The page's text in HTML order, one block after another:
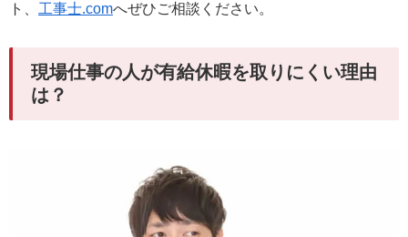
ト、 工事士.comへぜひご相談ください。
現場仕事の人が有給休暇を取りにくい理由
は？